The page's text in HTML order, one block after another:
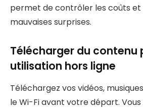
permet de contrôler les coûts et
mauvaises surprises.
Télécharger du contenu
utilisation hors ligne
Téléchargez vos vidéos,
le Wi-Fi avant votre départ.